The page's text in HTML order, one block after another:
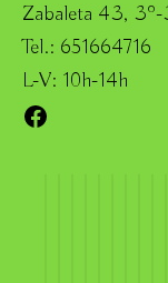
Zabaleta 43,
Tel.: 651664716
L-V: 10h-14h
Facebook